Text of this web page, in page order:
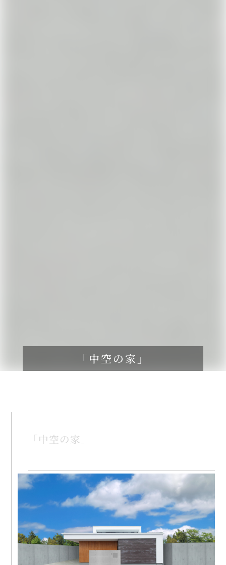
「中空の家」
「中空の家」